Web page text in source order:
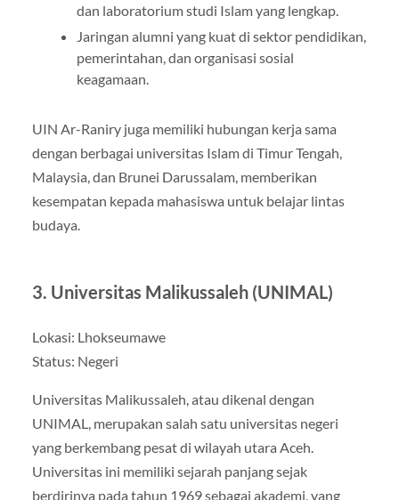
dan laboratorium studi Islam yang lengkap.
Jaringan alumni yang kuat di sektor pendidikan,
pemerintahan, dan organisasi sosial
keagamaan.
UIN Ar-Raniry juga memiliki hubungan kerja sama
dengan berbagai universitas Islam di Timur Tengah,
Malaysia, dan Brunei Darussalam, memberikan
kesempatan kepada mahasiswa untuk belajar lintas
budaya.
3. Universitas Malikussaleh (UNIMAL)
Lokasi: Lhokseumawe
Status: Negeri
Universitas Malikussaleh, atau dikenal dengan
UNIMAL, merupakan salah satu universitas negeri
yang berkembang pesat di wilayah utara Aceh.
Universitas ini memiliki sejarah panjang sejak
berdirinya pada tahun 1969 sebagai akademi, yang